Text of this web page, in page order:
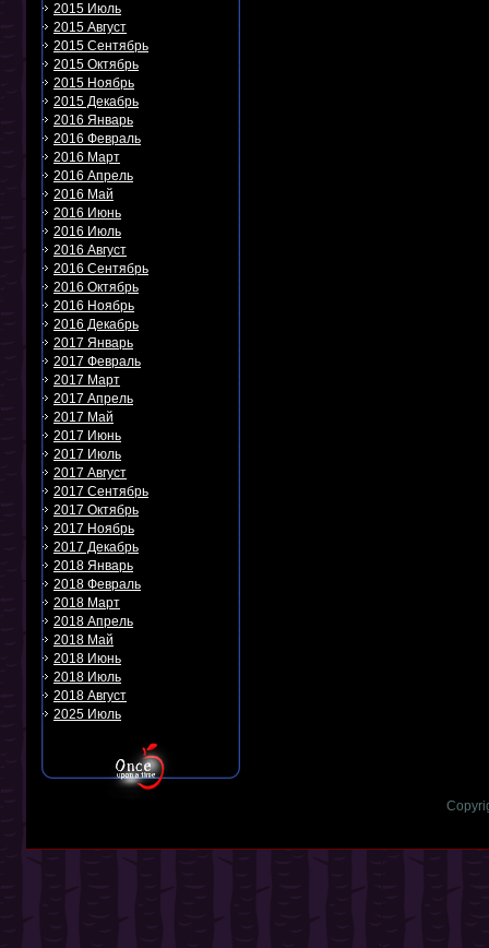
2015 Июль
2015 Август
2015 Сентябрь
2015 Октябрь
2015 Ноябрь
2015 Декабрь
2016 Январь
2016 Февраль
2016 Март
2016 Апрель
2016 Май
2016 Июнь
2016 Июль
2016 Август
2016 Сентябрь
2016 Октябрь
2016 Ноябрь
2016 Декабрь
2017 Январь
2017 Февраль
2017 Март
2017 Апрель
2017 Май
2017 Июнь
2017 Июль
2017 Август
2017 Сентябрь
2017 Октябрь
2017 Ноябрь
2017 Декабрь
2018 Январь
2018 Февраль
2018 Март
2018 Апрель
2018 Май
2018 Июнь
2018 Июль
2018 Август
2025 Июль